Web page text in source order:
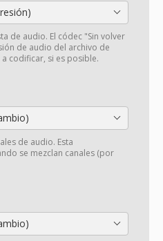
de audio. El códec "Sin volver
de audio del archivo de
codificar, si es posible.
de audio. Esta
se mezclan canales (por